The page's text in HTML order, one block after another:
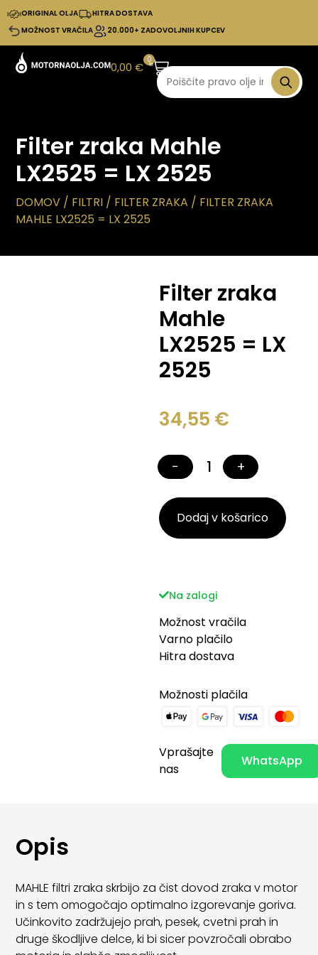
ORIGINAL OLJA
HITRA DOSTAVA
MOŽNOST VRAČILA
20.000+ ZADOVOLJNIH KUPCEV
0,00€
0
Filter zraka Mahle
LX2525 = LX 2525
DOMOV / FILTRI / FILTER ZRAKA / FILTER ZRAKA
MAHLE LX2525 = LX 2525
Filter zraka
Mahle
LX2525 = LX
2525
34,55 €
− +
Dodaj v košarico
Na zalogi
Možnost vračila
Varno plačilo
Hitra dostava
Možnosti plačila
Vprašajte
nas
WhatsApp
Opis
MAHLE filtri zraka skrbijo za čist dovod zraka v motor
in s tem omogočajo optimalno izgorevanje goriva.
Učinkovito zadržujejo prah, pesek, cvetni prah in
druge škodljive delce, ki bi sicer povzročali obrabo